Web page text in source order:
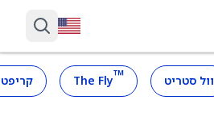
וול סטריט ™
The Fly